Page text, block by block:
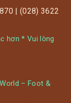
| (028) 3622
hơn * Vui lòng
– Foot &